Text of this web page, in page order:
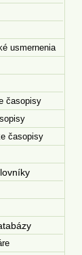
usmernenia
časopisy
časopisy